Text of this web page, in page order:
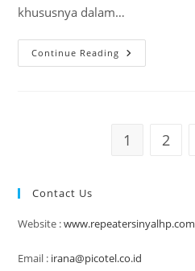
khususnya dalam…
Continue Reading Jual
Penguat
(NTT)
1 2
Contact Us
Website :www.repeatersinyalhp.com
Email : irana@picotel.co.id